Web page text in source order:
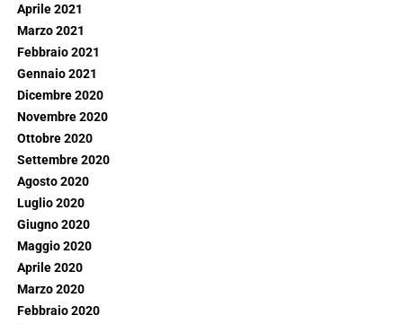
Aprile 2021
Marzo 2021
Febbraio 2021
Gennaio 2021
Dicembre 2020
Novembre 2020
Ottobre 2020
Settembre 2020
Agosto 2020
Luglio 2020
Giugno 2020
Maggio 2020
Aprile 2020
Marzo 2020
Febbraio 2020